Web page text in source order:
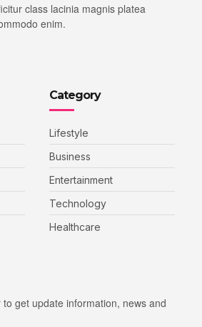
class lacinia magnis platea
enim.
Category
Lifestyle
Business
Entertainment
Technology
Healthcare
get update information, news and